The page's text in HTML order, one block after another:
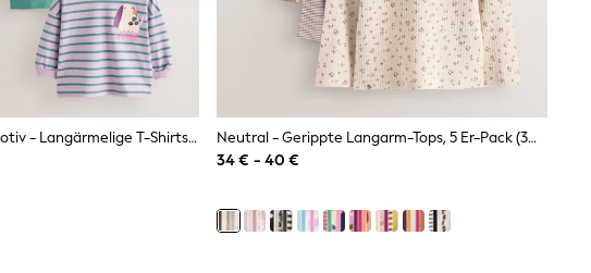
Grüne Entenfigurmotiv - Langärmelige T-Shirts Im 4 Er-Pack (3M.–7J.)
Neutral - Gerippte Langarm-Tops, 5 Er-Pack (3M.–7J.)
34 € - 40 €